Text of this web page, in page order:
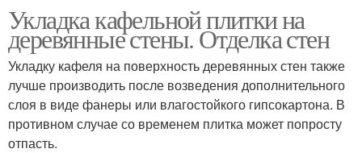
Укладка кафельной плитки на
деревянные стены. Отделка стен
Укладку кафеля на поверхность деревянных стен также
лучше производить после возведения дополнительного
слоя в виде фанеры или влагостойкого гипсокартона. В
противном случае со временем плитка может попросту
отпасть.